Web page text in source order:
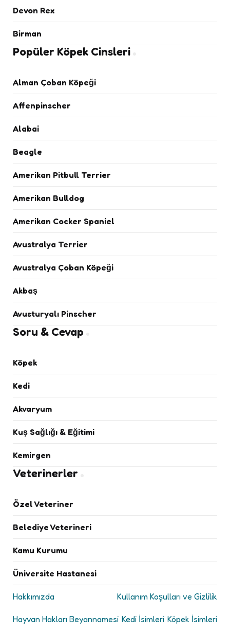
Devon Rex
Birman
Popüler Köpek Cinsleri
Alman Çoban Köpeği
Affenpinscher
Alabai
Beagle
Amerikan Pitbull Terrier
Amerikan Bulldog
Amerikan Cocker Spaniel
Avustralya Terrier
Avustralya Çoban Köpeği
Akbaş
Avusturyalı Pinscher
Soru & Cevap
Köpek
Kedi
Akvaryum
Kuş Sağlığı & Eğitimi
Kemirgen
Veterinerler
Özel Veteriner
Belediye Veterineri
Kamu Kurumu
Üniversite Hastanesi
Hakkımızda Kullanım Koşulları ve Gizlilik
Hayvan Hakları Beyannamesi Kedi İsimleri Köpek İsimleri